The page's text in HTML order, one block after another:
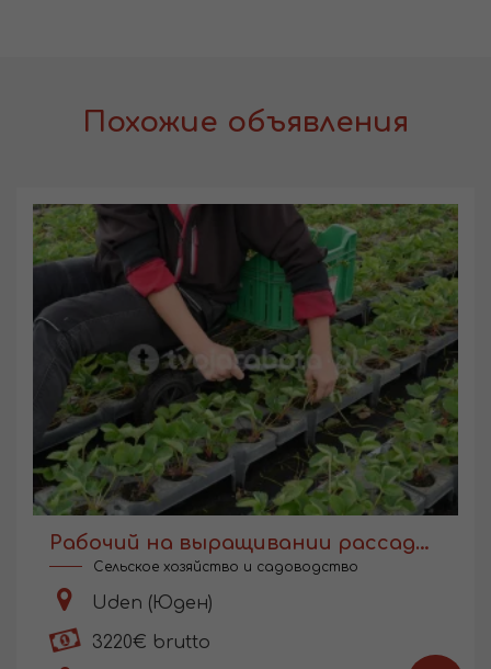
Похожие объявления
Рабочий на выращивании рассады в Голландии
Сельское хозяйство и садоводство
Uden (Юден)
3220€ brutto